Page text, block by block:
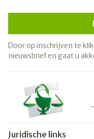
Door op inschrijven te
nieuwsbrief en gaat u
Juridische links